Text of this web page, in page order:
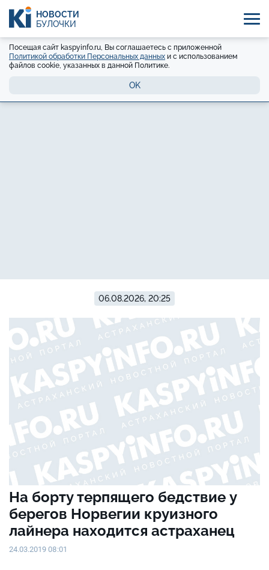
НОВОСТИ
БУЛОЧКИ
Посещая сайт kaspyinfo.ru, Вы соглашаетесь с приложенной
Политикой обработки Персональных данных и с использованием
файлов cookie, указанных в данной Политике.
OK
06.08.2026, 20:25
На борту терпящего бедствие у
берегов Норвегии круизного
лайнера находится астраханец
24.03.2019 08:01